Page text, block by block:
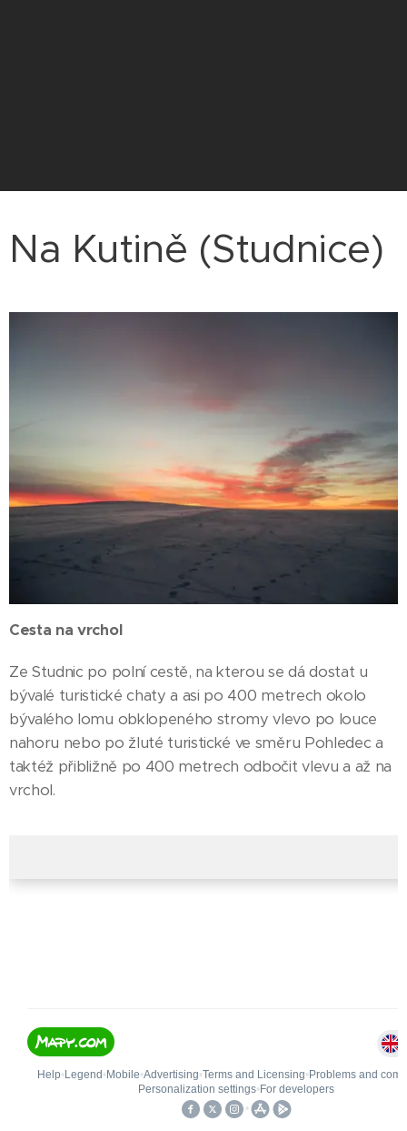
Na Kutině (Studnice)
Cesta na vrchol
Ze Studnic po polní cestě, na kterou se dá dostat u
bývalé turistické chaty a asi po 400 metrech okolo
bývalého lomu obklopeného stromy vlevo po louce
nahoru nebo po žluté turistické ve směru Pohledec a
taktéž přibližně po 400 metrech odbočit vlevu a až na
vrchol.